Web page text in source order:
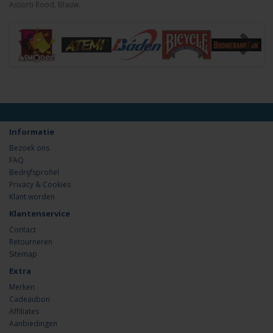
Assorti Rood, Blauw.
Informatie
Bezoek ons
FAQ
Bedrijfsprofiel
Privacy & Cookies
Klant worden
Klantenservice
Contact
Retourneren
Sitemap
Extra
Merken
Cadeaubon
Affiliates
Aanbiedingen